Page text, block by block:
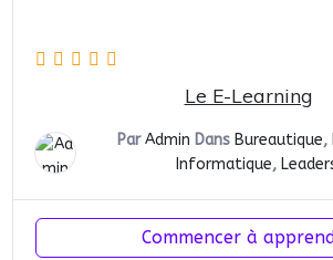
Le E-Learning
ParAdmin Dans Bureautique,
Informatique,
Commencer à